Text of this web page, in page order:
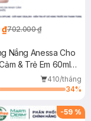
₫702.000 ₫
Nắng Anessa Cho
& Trẻ Em 60ml
410/tháng
34%
-59 %